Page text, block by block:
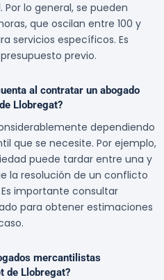
lo general, se pueden
que oscilan entre 100 y
servicios específicos. Es
previo.
al contratar un abogado
Llobregat?
dependiendo
que se necesite. Por ejemplo,
puede tardar entre una y
la resolución de un conflicto
importante consultar
para obtener estimaciones
mercantilistas
de Llobregat?